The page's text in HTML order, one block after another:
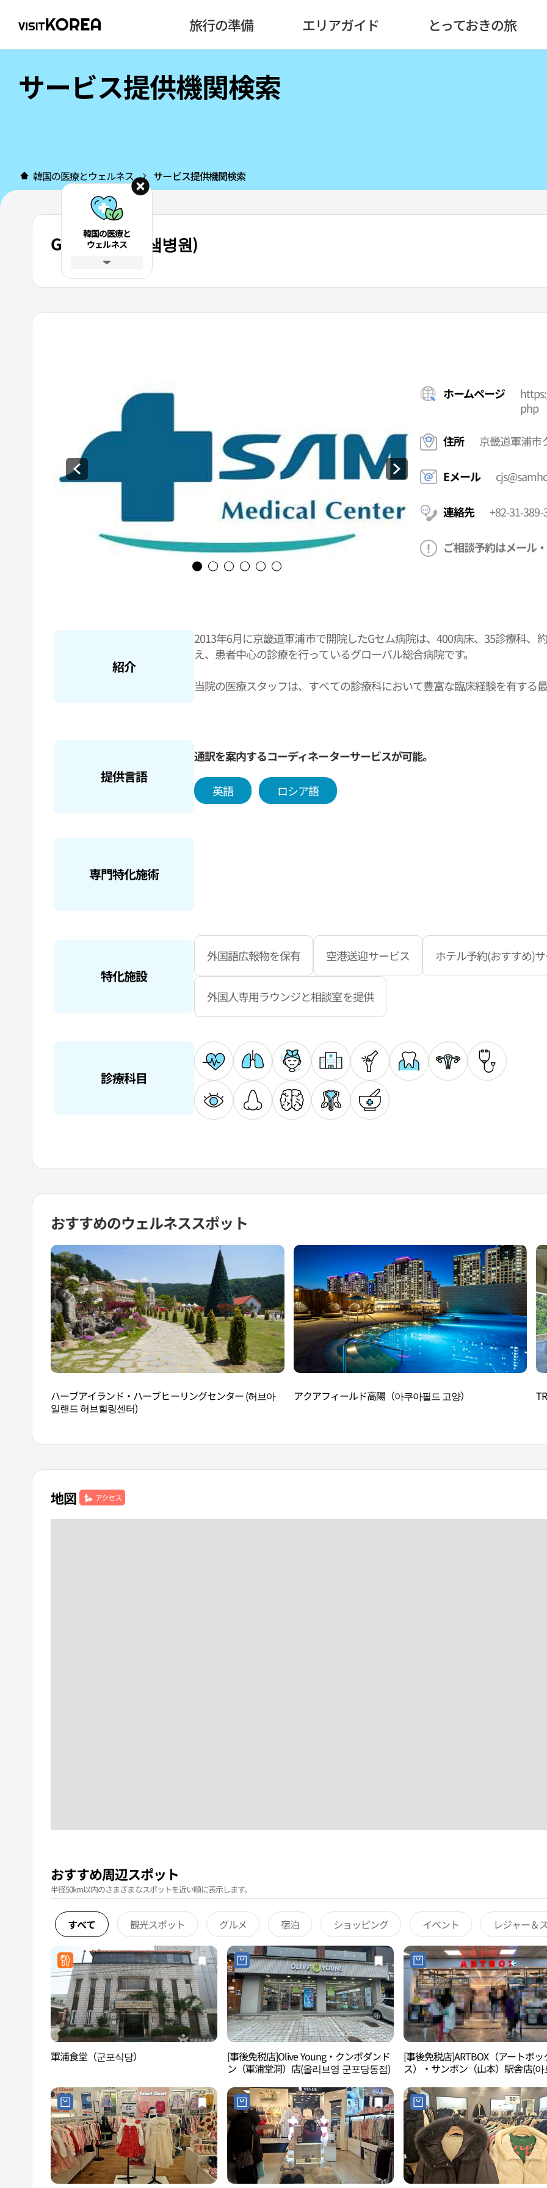
旅行の準備 エリアガイド とっておきの旅
サービス提供機関検索
韓国の医療とウェルネス サービス提供機関検索
Gセム病院 (지샘병원)
ホームページ
php
住所 京畿道軍浦市
Eメール
連絡先 +82-31-389-
ご相談予約はメール
紹介
2013年6月に京畿道軍浦市で開院したGセム病院は、400病床、35診療科、
え、患者中心の診療を行っているグローバル総合病院です。
当院の医療スタッフは、すべての診療科において豊富な臨床経験を有する
そのため、当院では外国人患者誘致登録医療機関および医療ツーリズム優
センターを運営しています。英語やロシア語などを話せる専門コーディネ
まで丁寧に案内しています。
提供言語
通訳を案内するコーディネーターサービスが可能。
英語 ロシア語
専門特化施術
特化施設
外国語広報物を保有 空港送迎サービス ホテル予約(おすすめ)
外国人専用ラウンジと相談室を提供
診療科目
おすすめのウェルネススポット
ハーブアイランド・ハーブヒーリングセンター (허브아
일랜드 허브힐링센터)
アクアフィールド高陽（아쿠아필드 고양）
地図 アクセス
おすすめ周辺スポット
半径50km以内のさまざまなスポットを近い順に表示します。
すべて 観光スポット グルメ 宿泊 ショッピング イベント レジャー＆
軍浦食堂（군포식당）
[事後免税店]Olive Young・クンポダンド
ン（軍浦堂洞）店(올리브영 군포당동점)
[事後免税店]ARTBOX（アートボッ
ス）・サンボン（山本）駅舎店(아
韓国の医療と
ウェルネス